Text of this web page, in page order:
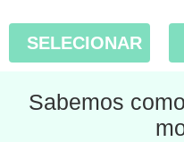
SELECIONAR
Sabemos